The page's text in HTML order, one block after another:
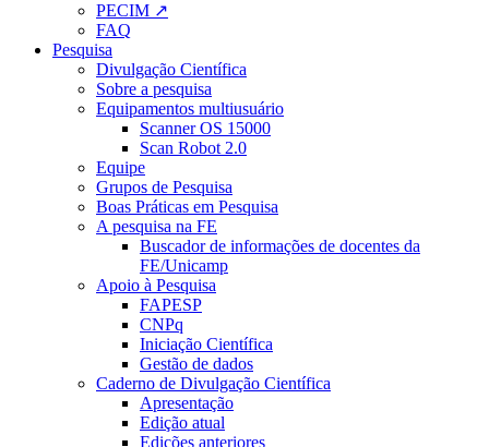
PECIM ↗
FAQ
Pesquisa
Divulgação Científica
Sobre a pesquisa
Equipamentos multiusuário
Scanner OS 15000
Scan Robot 2.0
Equipe
Grupos de Pesquisa
Boas Práticas em Pesquisa
A pesquisa na FE
Buscador de informações de docentes da
FE/Unicamp
Apoio à Pesquisa
FAPESP
CNPq
Iniciação Científica
Gestão de dados
Caderno de Divulgação Científica
Apresentação
Edição atual
Edições anteriores